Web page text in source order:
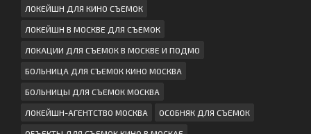
ЛОКЕЙШН ДЛЯ КИНО СЪЕМОК
ЛОКЕЙШН В МОСКВЕ ДЛЯ СЪЕМОК
ЛОКАЦИИ ДЛЯ СЪЕМОК В МОСКВЕ И ПОДМО
БОЛЬНИЦА ДЛЯ СЪЕМОК КИНО МОСКВА
БОЛЬНИЦЫ ДЛЯ СЪЕМОК МОСКВА
ЛОКЕЙШН-АГЕНТСТВО МОСКВА ОСОБНЯК ДЛЯ СЪЕМОК